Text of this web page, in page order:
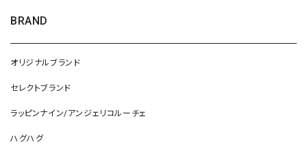
BRAND
オリジナルブランド
セレクトブランド
ラッピンナイン/アンジェリコルーチェ
ハグハグ